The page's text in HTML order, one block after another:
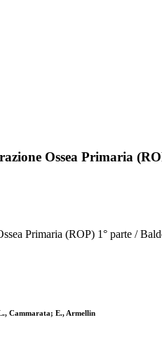
Ossea Primaria
Primaria (ROP) 1° parte
Cammarata; E., Armellin